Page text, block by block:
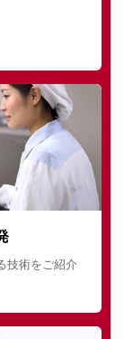
技術をご紹介